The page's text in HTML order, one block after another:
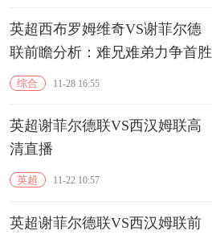
英超西布罗姆维奇VS谢菲尔德
联前瞻分析：难兄难弟力争首胜
综合 11-28 16:55
英超谢菲尔德联VS西汉姆联高
清直播
英超 11-22 10:57
英超谢菲尔德联VS西汉姆联前